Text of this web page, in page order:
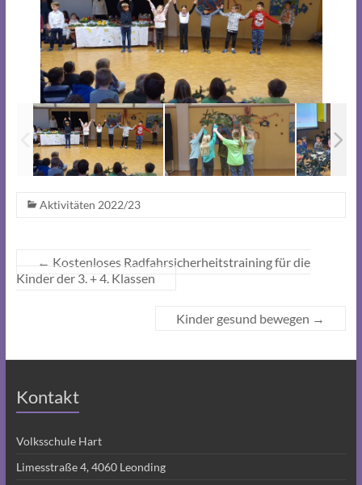
Aktivitäten 2022/23
← Kostenloses Radfahrsicherheitstraining für die
Kinder der 3. + 4. Klassen
Kinder gesund bewegen →
Kontakt
Volksschule Hart
Limesstraße 4, 4060 Leonding